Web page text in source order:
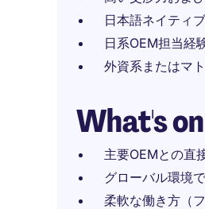
日本語ネイティ
日系OEM担当経
外資系またはマ
What's
主要OEMとの直
グローバル環境
柔軟な働き方（